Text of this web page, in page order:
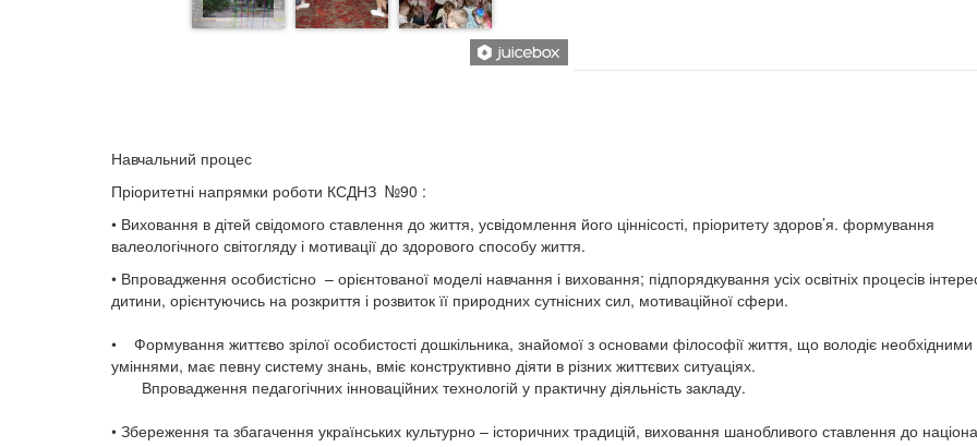
Навчальний процес
Пріоритетні напрямки роботи КСДНЗ №90 :
• Виховання в дітей свідомого ставлення до життя, усвідомлення його ціннісості, пріоритету здоров’я. формування
валеологічного світогляду і мотивації до здорового способу життя.
• Впровадження особистісно – орієнтованої моделі навчання і виховання; підпорядкування усіх освітніх процесів
дитини, орієнтуючись на розкриття і розвиток її природних сутнісних сил, мотиваційної сфери.
• Формування життєво зрілої особистості дошкільника, знайомої з основами філософії життя, що володіє необхідними
уміннями, має певну систему знань, вміє конструктивно діяти в різних життєвих ситуаціях.
Впровадження педагогічних інноваційних технологій у практичну діяльність закладу.
• Збереження та збагачення українських культурно – історичних традицій, виховання шанобливого ставлення до